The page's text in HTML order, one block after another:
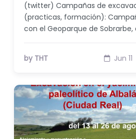
(twitter) Campañas de
(practicas, formación):
con el Geoparque de Sobrarbe,
by THT Jun 11